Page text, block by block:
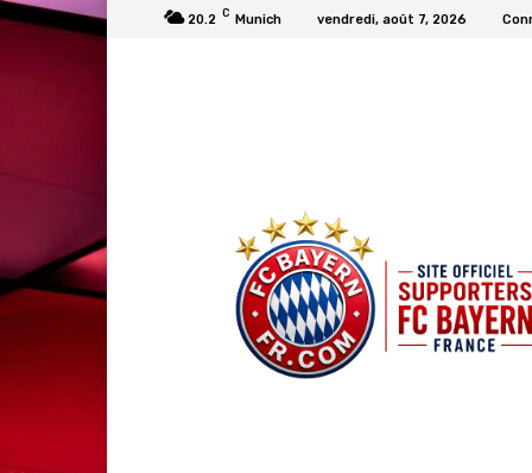
20.2 C Munich vendredi, août 7, 2026